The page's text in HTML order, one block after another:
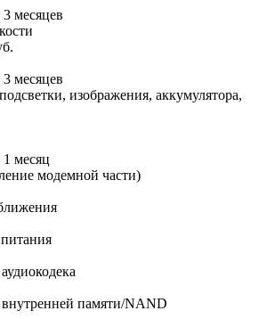
3 месяцев
3 месяцев
изображения, аккумулятора,
1 месяц
модемной части)
памяти/NAND